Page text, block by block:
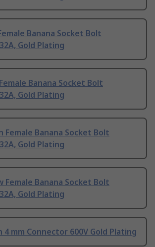
Banana Socket Bolt
Gold Plating
Banana Socket Bolt
Gold Plating
Female Banana Socket Bolt
Gold Plating
Female Banana Socket Bolt
Gold Plating
4 mm Connector 600V Gold Plating